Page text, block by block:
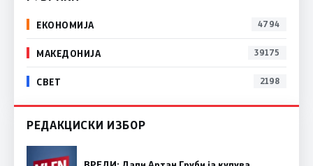
ЕКОНОМИЈА 4794
МАКЕДОНИЈА 39175
СВЕТ 2198
РЕДАКЦИСКИ ИЗБОР